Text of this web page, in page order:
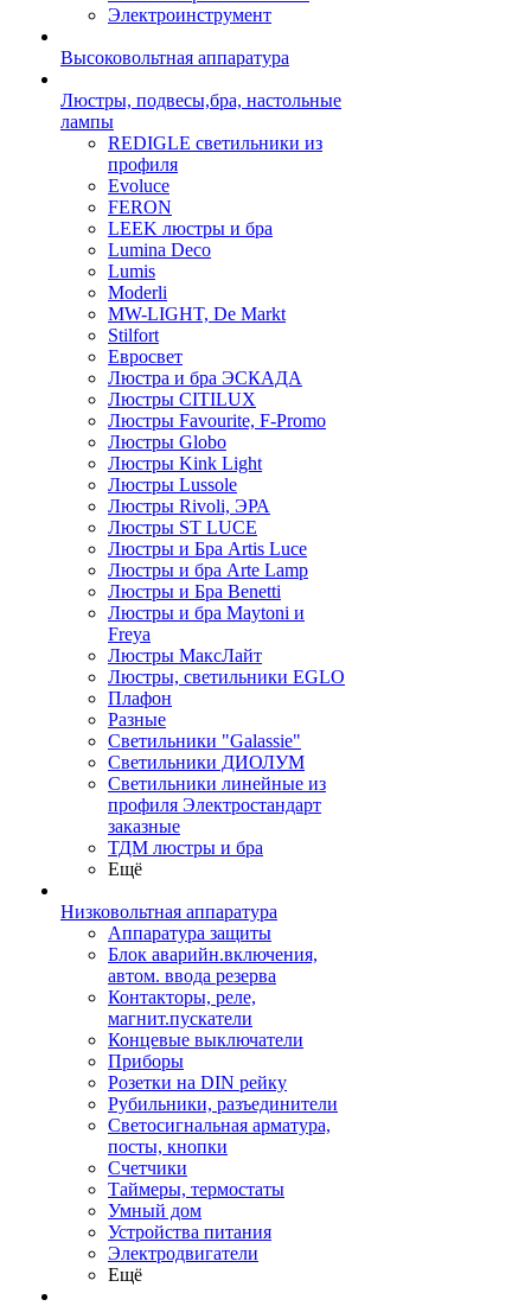
Электроинструмент
Высоковольтная аппаратура
Люстры, подвесы,бра, настольные
лампы
REDIGLE светильники из
профиля
Evoluce
FERON
LEEK люстры и бра
Lumina Deco
Lumis
Moderli
MW-LIGHT, De Markt
Stilfort
Евросвет
Люстра и бра ЭСКАДА
Люстры CITILUX
Люстры Favourite, F-Promo
Люстры Globo
Люстры Kink Light
Люстры Lussole
Люстры Rivoli, ЭРА
Люстры ST LUCE
Люстры и Бра Artis Luce
Люстры и бра Arte Lamp
Люстры и Бра Benetti
Люстры и бра Maytoni и
Freya
Люстры МаксЛайт
Люстры, светильники EGLO
Плафон
Разные
Светильники "Galassie"
Светильники ДИОЛУМ
Светильники линейные из
профиля Электростандарт
заказные
ТДМ люстры и бра
Ещё
Низковольтная аппаратура
Аппаратура защиты
Блок аварийн.включения,
автом. ввода резерва
Контакторы, реле,
магнит.пускатели
Концевые выключатели
Приборы
Розетки на DIN рейку
Рубильники, разъединители
Светосигнальная арматура,
посты, кнопки
Счетчики
Таймеры, термостаты
Умный дом
Устройства питания
Электродвигатели
Ещё